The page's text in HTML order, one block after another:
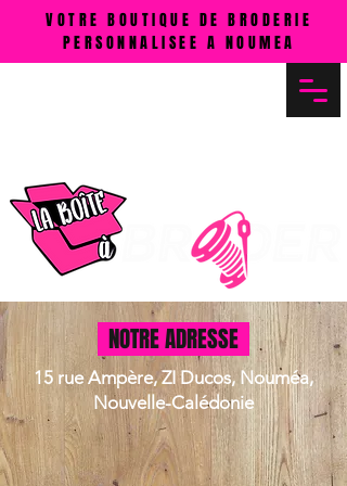
VOTRE BOUTIQUE DE BRODERIE
PERSONNALISEE A NOUMEA
NOTRE ADRESSE
15 rue Ampère, ZI Ducos, Nouméa,
Nouvelle-Calédonie